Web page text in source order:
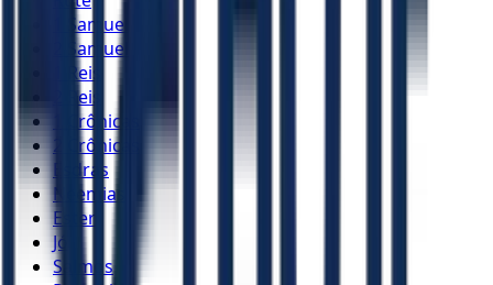
1 Samuel
2 Samuel
1 Reis
2 Reis
1 Crônicas
2 Crônicas
Esdras
Neemias
Ester
Jó
Salmos